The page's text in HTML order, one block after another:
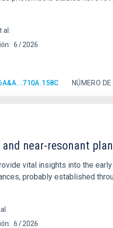
6 2026
NÚMERO DE
near-resonant
vital insights into the
probably established
6 2026